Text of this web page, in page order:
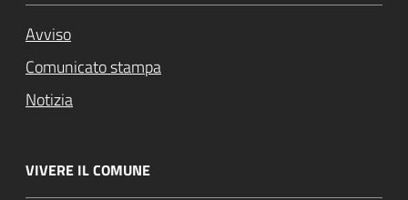
Avviso
Comunicato stampa
Notizia
VIVERE IL COMUNE